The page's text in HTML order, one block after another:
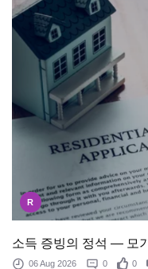
R
소득 증빙의 정석 — 모
06 Aug 2026 0 0